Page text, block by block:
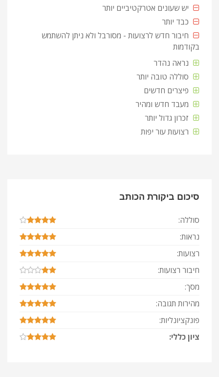
יש שעונים אטרקטיביים יותר
כבד יותר
חיבור חדש לרצועות - מסורבל ולא ניתן להשתמש
בקודמות
נראה נהדר
סוללה טובה יותר
פיצרים חדשים
מעבד חדש ומהיר
זכרון גדול יותר
רצועות עור יפות
סיכום ביקורת הכותב
סוללה:
נראות:
רצועות:
חיבור רצועות:
מסך:
מהירות תגובה:
פונקציונליות:
ציון כללי: